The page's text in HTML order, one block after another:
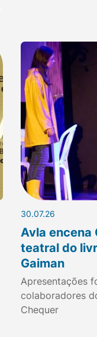
30.07.26
Avla encena
teatral do
Gaiman
Apresentações
colaboradores
Chequer